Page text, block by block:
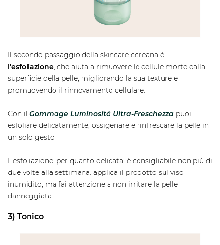
Il secondo passaggio della skincare coreana è
l’esfoliazione, che aiuta a rimuovere le cellule morte dalla
superficie della pelle, migliorando la sua texture e
promuovendo il rinnovamento cellulare.
Con il Gommage Luminosità Ultra-Freschezza puoi
esfoliare delicatamente, ossigenare e rinfrescare la pelle in
un solo gesto.
L’esfoliazione, per quanto delicata, è consigliabile non più di
due volte alla settimana: applica il prodotto sul viso
inumidito, ma fai attenzione a non irritare la pelle
danneggiata.
3) Tonico